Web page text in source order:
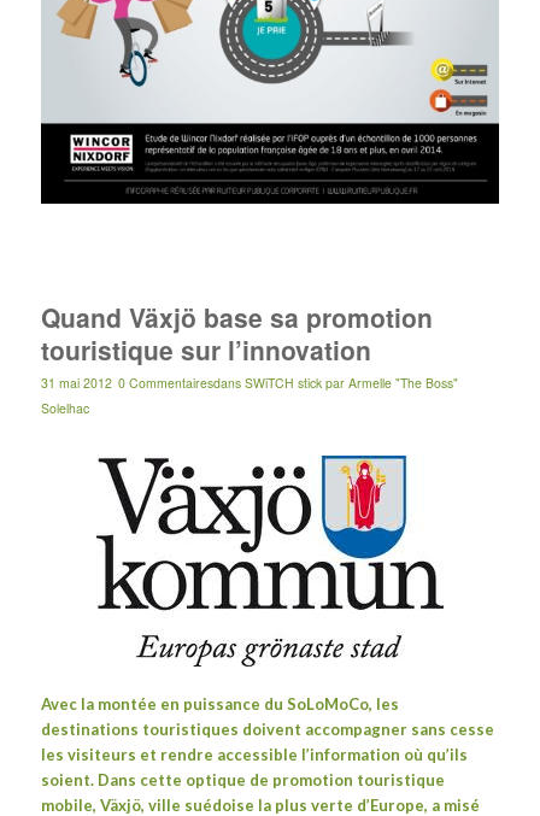
Quand Växjö base sa promotion
touristique sur l’innovation
31 mai 2012 0 Commentairesdans SWiTCH stick par Armelle "The Boss"
Solelhac
Avec la montée en puissance du SoLoMoCo, les
destinations touristiques doivent accompagner sans cesse
les visiteurs et rendre accessible l’information où qu’ils
soient. Dans cette optique de promotion touristique
mobile, Växjö, ville suédoise la plus verte d’Europe, a misé